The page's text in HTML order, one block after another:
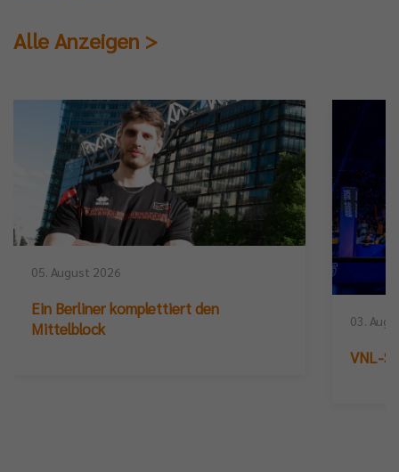
Alle Anzeigen >
05. August 2026
Ein Berliner komplettiert den
Mittelblock
03.
VNL-